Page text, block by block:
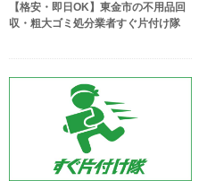
【格安・即日OK】東金市の不用品回
収・粗大ゴミ処分業者すぐ片付け隊